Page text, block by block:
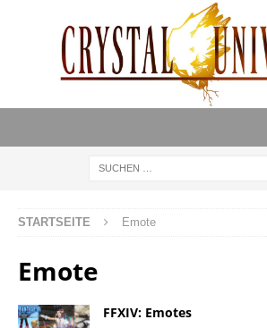
STARTSEITE Emote
Emote
FFXIV: Emotes